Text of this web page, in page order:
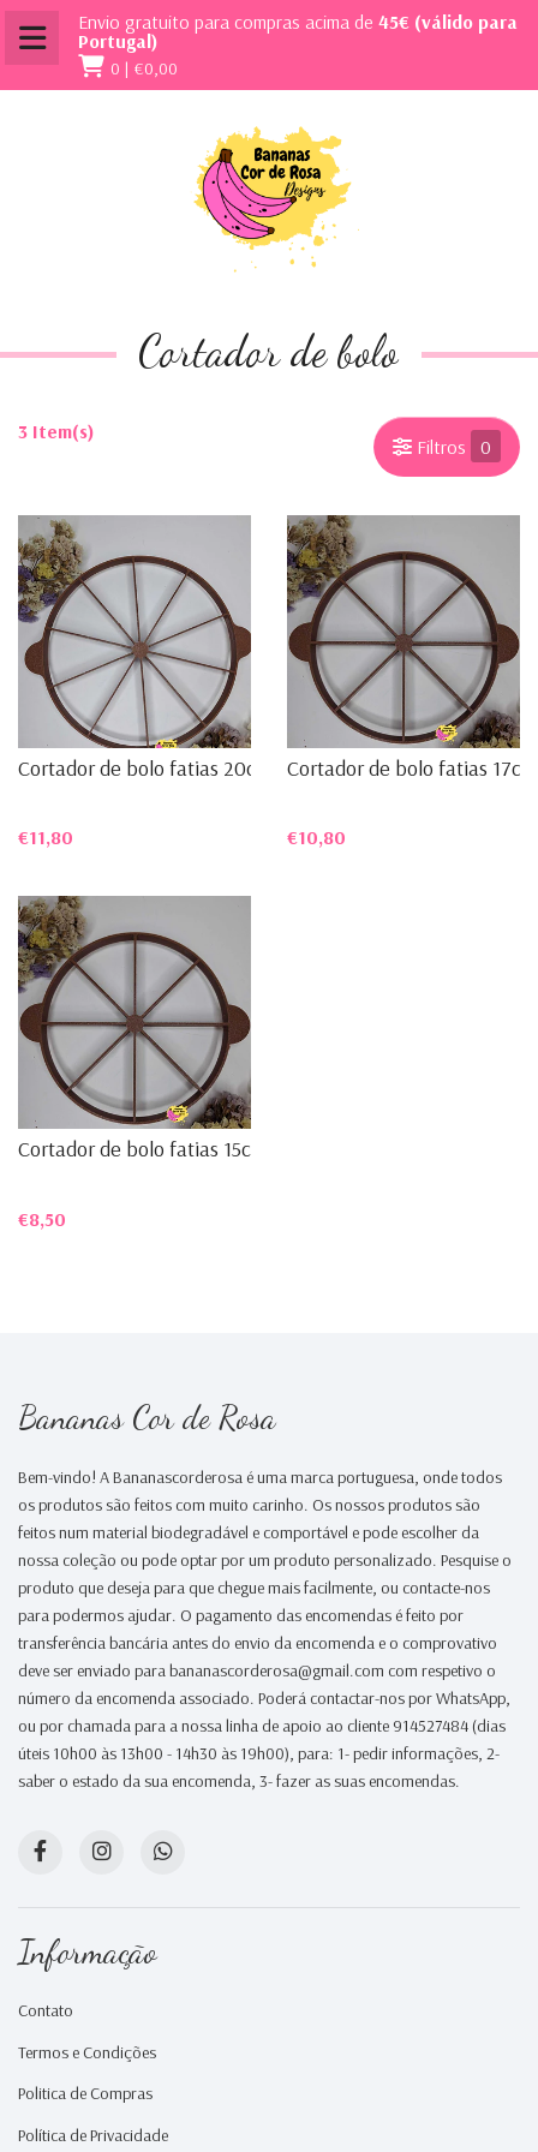
Envio gratuito para compras acima de 45€ (válido para
Portugal)
0 | €0,00
Cortador de bolo
3 Item(s)
Filtros 0
Cortador de bolo fatias 20cm
€11,80
Cortador de bolo fatias 17cm
€10,80
Cortador de bolo fatias 15cm
€8,50
Bananas Cor de Rosa
Bem-vindo! A Bananascorderosa é uma marca portuguesa, onde todos
os produtos são feitos com muito carinho. Os nossos produtos são
feitos num material biodegradável e comportável e pode escolher da
nossa coleção ou pode optar por um produto personalizado. Pesquise o
produto que deseja para que chegue mais facilmente, ou contacte-nos
para podermos ajudar. O pagamento das encomendas é feito por
transferência bancária antes do envio da encomenda e o comprovativo
deve ser enviado para bananascorderosa@gmail.com com respetivo o
número da encomenda associado. Poderá contactar-nos por WhatsApp,
ou por chamada para a nossa linha de apoio ao cliente 914527484 (dias
úteis 10h00 às 13h00 - 14h30 às 19h00), para: 1- pedir informações, 2-
saber o estado da sua encomenda, 3- fazer as suas encomendas.
Informação
Contato
Termos e Condições
Politica de Compras
Política de Privacidade